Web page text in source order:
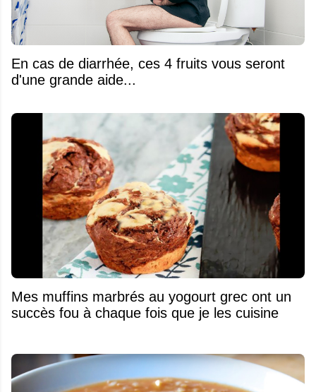
En cas de diarrhée, ces 4 fruits vous seront
d'une grande aide...
Mes muffins marbrés au yogourt grec ont un
succès fou à chaque fois que je les cuisine